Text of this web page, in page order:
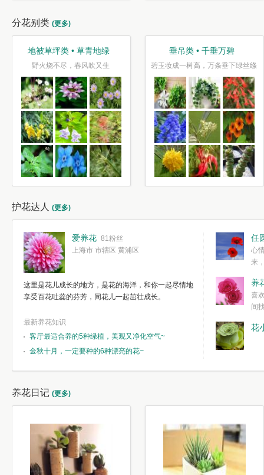
分花别类 (更多)
地被草坪类 • 草青地绿
野火烧不尽，春风吹又生
垂吊类 • 千垂万碧
碧玉妆成一树高，万条垂下绿丝绦
护花达人 (更多)
爱养花 81粉丝
上海市 市辖区 黄浦区
这里是花儿成长的地方，是花的海洋，和你一起尽情地
享受百花吐蕊的芬芳，同花儿一起茁壮成长。
最新养花知识
客厅最适合养的5种绿植，美观又净化空气~
金秋十月，一定要种的6种漂亮的花~
任
心
来
简单愉快的心
我们自己复杂
养
喜
间
花
养花日记 (更多)